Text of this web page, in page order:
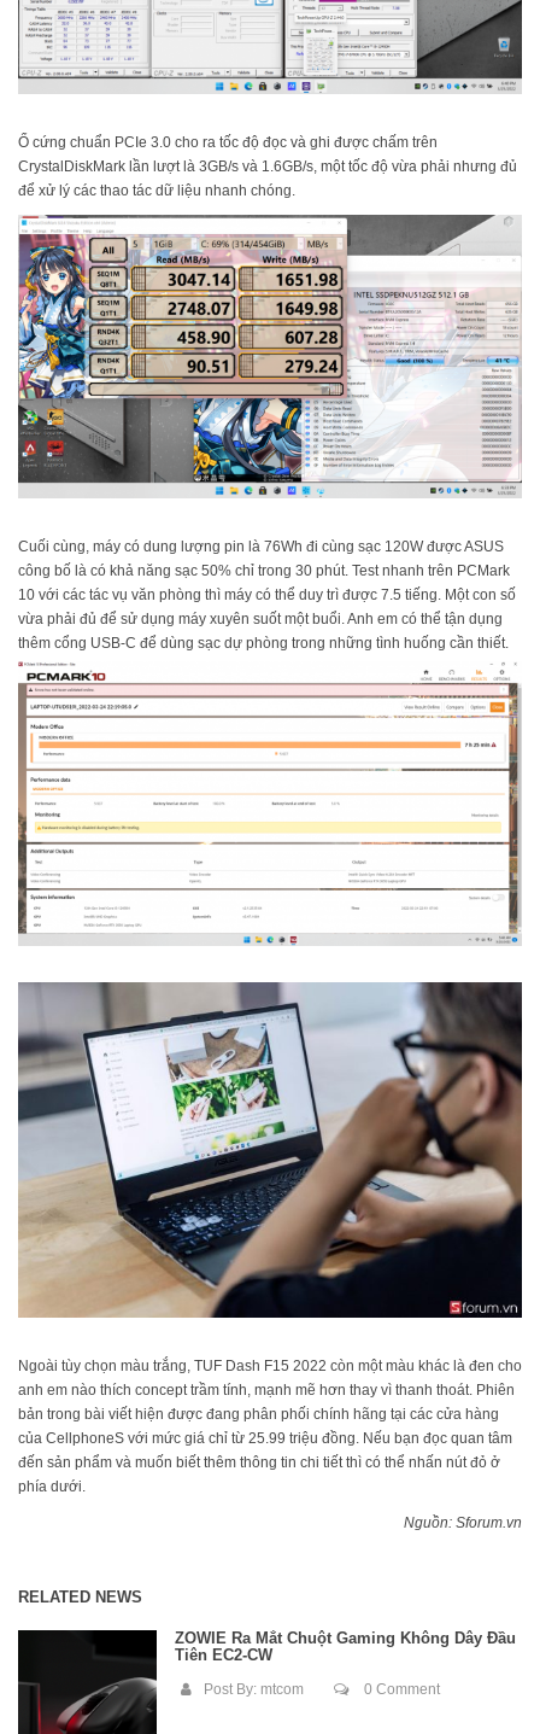
Ổ cứng chuẩn PCIe 3.0 cho ra tốc độ đọc và ghi được chấm trên
CrystalDiskMark lần lượt là 3GB/s và 1.6GB/s, một tốc độ vừa phải nhưng đủ
để xử lý các thao tác dữ liệu nhanh chóng.
Cuối cùng, máy có dung lượng pin là 76Wh đi cùng sạc 120W được ASUS
công bố là có khả năng sạc 50% chỉ trong 30 phút. Test nhanh trên PCMark
10 với các tác vụ văn phòng thì máy có thể duy trì được 7.5 tiếng. Một con số
vừa phải đủ để sử dụng máy xuyên suốt một buổi. Anh em có thể tận dụng
thêm cổng USB-C để dùng sạc dự phòng trong những tình huống cần thiết.
Ngoài tùy chọn màu trắng, TUF Dash F15 2022 còn một màu khác là đen cho
anh em nào thích concept trầm tính, mạnh mẽ hơn thay vì thanh thoát. Phiên
bản trong bài viết hiện được đang phân phối chính hãng tại các cửa hàng
của CellphoneS với mức giá chỉ từ 25.99 triệu đồng. Nếu bạn đọc quan tâm
đến sản phẩm và muốn biết thêm thông tin chi tiết thì có thể nhấn nút đỏ ở
phía dưới.
Nguồn: Sforum.vn
RELATED NEWS
ZOWIE Ra Mắt Chuột Gaming Không Dây Đầu
Tiên EC2-CW
Post By: mtcom 0 Comment